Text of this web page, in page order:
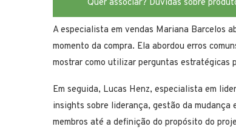
Quer associar? Dúvidas sobre
A especialista em vendas Mariana Barcelos
momento da compra. Ela abordou erros
mostrar como utilizar perguntas estratégicas
Em seguida, Lucas Henz, especialista em
insights sobre liderança, gestão da mudança
membros até a definição do propósito do